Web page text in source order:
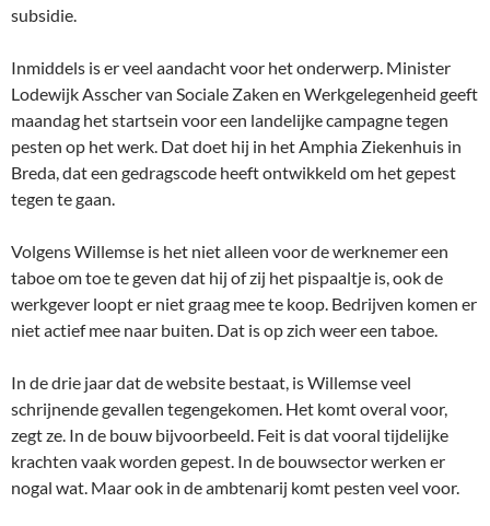
subsidie.
Inmiddels is er veel aandacht voor het onderwerp. Minister
Lodewijk Asscher van Sociale Zaken en Werkgelegenheid geeft
maandag het startsein voor een landelijke campagne tegen
pesten op het werk. Dat doet hij in het Amphia Ziekenhuis in
Breda, dat een gedragscode heeft ontwikkeld om het gepest
tegen te gaan.
Volgens Willemse is het niet alleen voor de werknemer een
taboe om toe te geven dat hij of zij het pispaaltje is, ook de
werkgever loopt er niet graag mee te koop. Bedrijven komen er
niet actief mee naar buiten. Dat is op zich weer een taboe.
In de drie jaar dat de website bestaat, is Willemse veel
schrijnende gevallen tegengekomen. Het komt overal voor,
zegt ze. In de bouw bijvoorbeeld. Feit is dat vooral tijdelijke
krachten vaak worden gepest. In de bouwsector werken er
nogal wat. Maar ook in de ambtenarij komt pesten veel voor.